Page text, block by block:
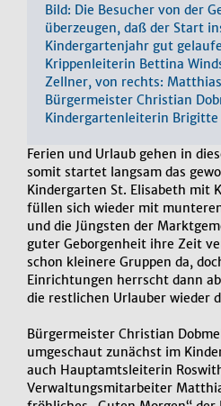
Bild: Die Besucher von der
überzeugen, daß der Start
Kindergartenjahr gut
Krippenleiterin Bettina
Zellner, von rechts:
Bürgermeister Christian
Kindergartenleiterin Brigitte
Ferien und Urlaub gehen in
somit startet langsam das
Kindergarten St. Elisabeth mit
füllen sich wieder mit
und die Jüngsten der
guter Geborgenheit ihre Zeit
schon kleinere Gruppen da,
Einrichtungen herrscht dann
die restlichen Urlauber wieder
Bürgermeister Christian
umgeschaut zunächst im
auch Hauptamtsleiterin
Verwaltungsmitarbeiter